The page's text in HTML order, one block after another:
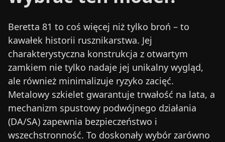
Beretta 81 to coś więcej niż tylko broń – to
kawałek historii rusznikarstwa. Jej
charakterystyczna konstrukcja z otwartym
zamkiem nie tylko nadaje jej unikalny wygląd,
ale również minimalizuje ryzyko zacięć.
Metalowy szkielet gwarantuje trwałość na lata, a
mechanizm spustowy podwójnego działania
(DA/SA) zapewnia bezpieczeństwo i
wszechstronność. To doskonały wybór zarówno